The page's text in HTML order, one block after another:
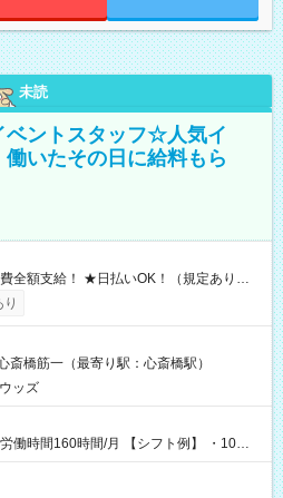
未読
ベントスタッフ☆人気イ
いたその日に給料もら
お仕事後はコンビニATMから 日払
斎橋筋一（最寄り駅：心斎橋駅）
ッズ
時間/月 【シフト例】 ・10：